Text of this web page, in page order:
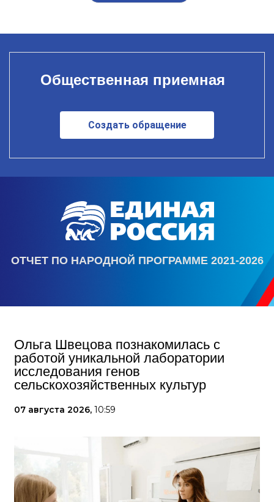
Общественная приемная
Создать обращение
ОТЧЕТ ПО НАРОДНОЙ ПРОГРАММЕ 2021-2026
Ольга Швецова познакомилась с
работой уникальной лаборатории
исследования генов
сельскохозяйственных культур
07 августа 2026, 10:59